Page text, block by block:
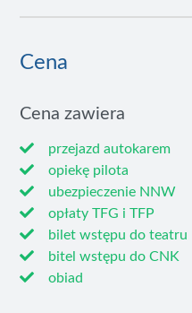
Cena
Cena zawiera
przejazd autokarem
opiekę pilota
ubezpieczenie NNW
opłaty TFG i TFP
bilet wstępu do teatru
bitel wstępu do CNK
obiad